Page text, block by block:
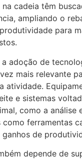
cadeia têm
ampliando o
para
a adoção de
mais relevante
atividade.
e sistemas
como a análise
como ferramentas
de
depende de